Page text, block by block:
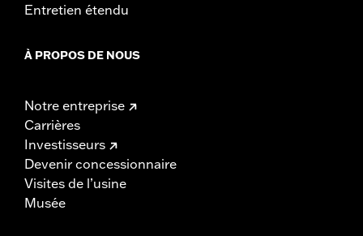
Entretien étendu
À PROPOS DE NOUS
Notre entreprise
Carrières
Investisseurs
Devenir concessionnaire
Visites de l’usine
Musée